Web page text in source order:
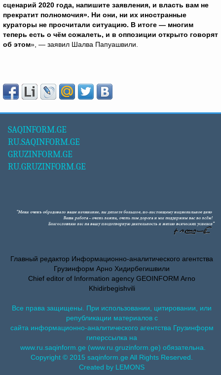
сценарий 2020 года, напишите заявления, и власть вам не
прекратит полномочия». Ни они, ни их иностранные
кураторы не просчитали ситуацию. В итоге — многим
теперь есть о чём сожалеть, и в оппозиции открыто говорят
об этом», — заявил Шалва Папуашвили.
SAQINFORM.GE
RU.SAQINFORM.GE
GRUZINFORM.GE
RU.GRUZINFORM.GE
Главный редактор Информационно-аналитического агентства
Грузинформ Арно Хидирбегишвили
Chief editor of Information agency GEOINFORM Arno
Khidirbegishvili
Все права защищены. При использовании, цитировании, или
републикации материалов с
сайта информационно-аналитического агентства Грузинформ
гиперссылка на
www.ru.saqinform.ge (www.ru.gruzinform.ge) обязательна.
Copyright © 2015 saqinform.ge All Rights Reserved.
Created by LEMONS